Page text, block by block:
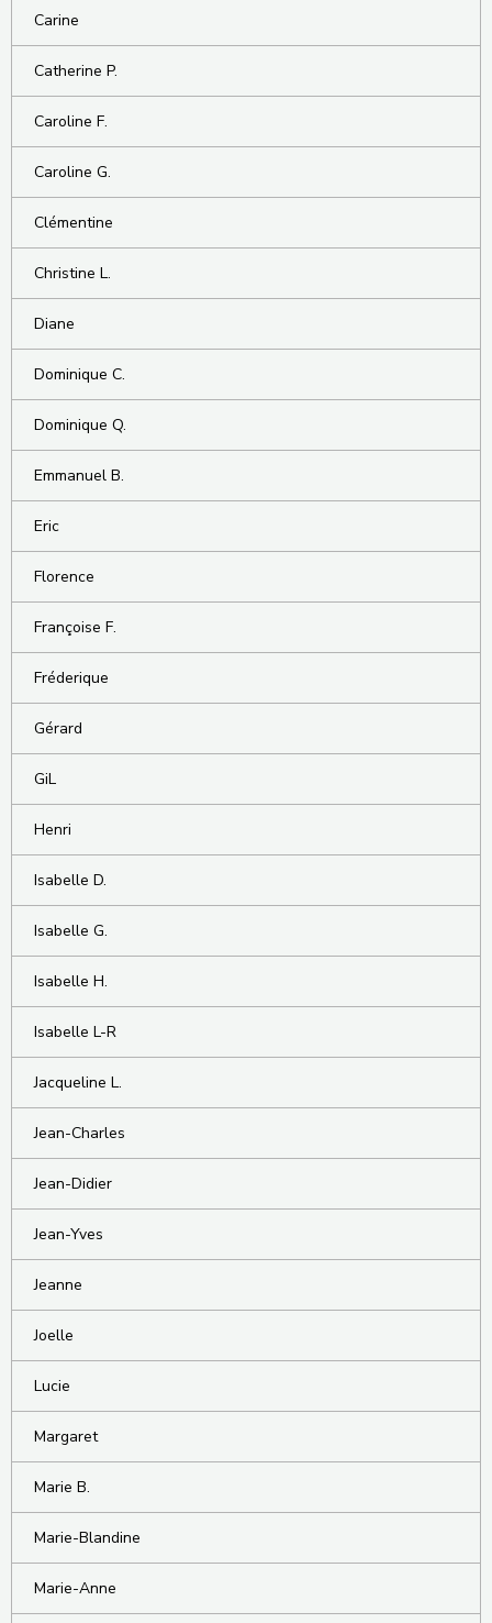
Carine
Catherine P.
Caroline F.
Caroline G.
Clémentine
Christine L.
Diane
Dominique C.
Dominique Q.
Emmanuel B.
Eric
Florence
Françoise F.
Fréderique
Gérard
GiL
Henri
Isabelle D.
Isabelle G.
Isabelle H.
Isabelle L-R
Jacqueline L.
Jean-Charles
Jean-Didier
Jean-Yves
Jeanne
Joelle
Lucie
Margaret
Marie B.
Marie-Blandine
Marie-Anne